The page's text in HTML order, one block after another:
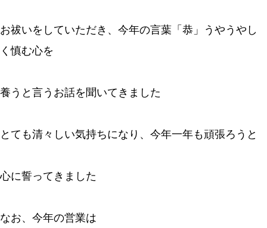
お祓いをしていただき、今年の言葉「恭」うやうやし
く慎む心を
養うと言うお話を聞いてきました
とても清々しい気持ちになり、今年一年も頑張ろうと
心に誓ってきました
なお、今年の営業は